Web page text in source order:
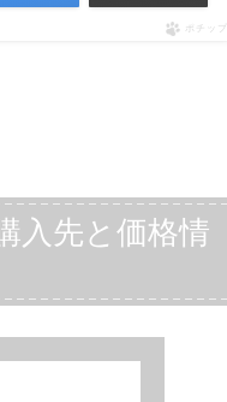
ポチップ
入先と価格情